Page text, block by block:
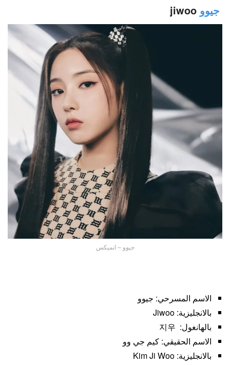
جيوو
جيوو – انميكس
الاسم المسرحي: جيوو
بالانجليزية: Jiwoo
بالهانغول: 지우
الاسم الحقيقي: كيم جي وو
بالانجليزية: Kim Ji Woo